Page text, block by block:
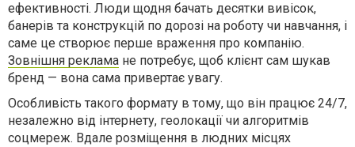
ефективності. Люди щодня бачать десятки вивісок,
банерів та конструкцій по дорозі на роботу чи навчання, і
саме це створює перше враження про компанію.
Зовнішня реклама не потребує, щоб клієнт сам шукав
бренд — вона сама привертає увагу.
Особливість такого формату в тому, що він працює 24/7,
незалежно від інтернету, геолокації чи алгоритмів
соцмереж. Вдале розміщення в людних місцях